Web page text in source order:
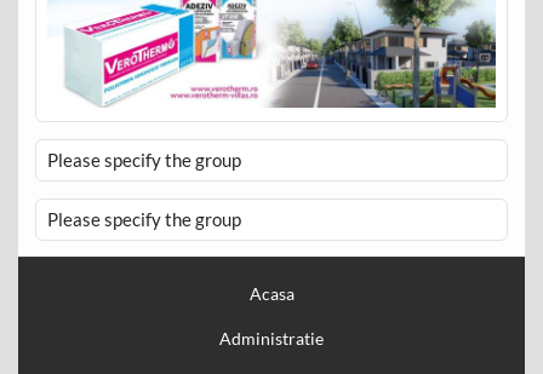
Please specify the group
Please specify the group
Acasa
Administratie